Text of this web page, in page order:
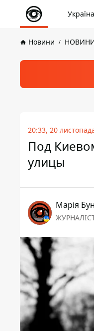
Україна
Новини
20:33, 20
Под
улицы
Марія